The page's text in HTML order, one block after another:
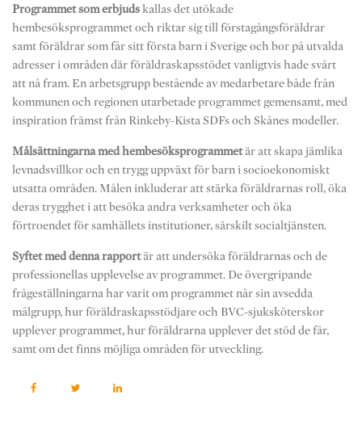
Programmet som erbjudskallas det utökade
hembesöksprogrammet och riktar sig till förstagångsföräldrar
samt föräldrar som får sitt första barn i Sverige och bor på utvalda
adresser i områden där föräldraskapsstödet vanligtvis hade svårt
att nå fram. En arbetsgrupp bestående av medarbetare både från
kommunen och regionen utarbetade programmet gemensamt, med
inspiration främst från Rinkeby-Kista SDFs och Skånes modeller.
Målsättningarna med hembesöksprogrammetär att skapa jämlika
levnadsvillkor och en trygg uppväxt för barn i socioekonomiskt
utsatta områden. Målen inkluderar att stärka föräldrarnas roll, öka
deras trygghet i att besöka andra verksamheter och öka
förtroendet för samhällets institutioner, särskilt socialtjänsten.
Syftet med denna rapportär att undersöka föräldrarnas och de
professionellas upplevelse av programmet. De övergripande
frågeställningarna har varit om programmet når sin avsedda
målgrupp, hur föräldraskapsstödjare och BVC-sjuksköterskor
upplever programmet, hur föräldrarna upplever det stöd de får,
samt om det finns möjliga områden för utveckling.